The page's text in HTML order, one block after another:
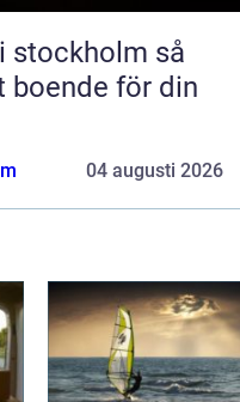
så
boende för din
04 augusti 2026